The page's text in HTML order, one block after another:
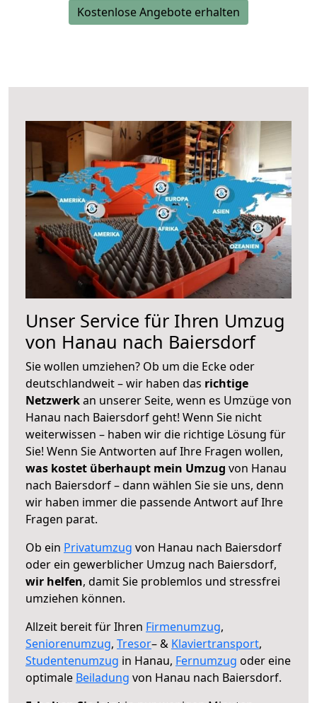
Kostenlose Angebote erhalten
Unser Service für Ihren Umzug
von Hanau nach Baiersdorf
Sie wollen umziehen? Ob um die Ecke oder
deutschlandweit – wir haben das richtige
Netzwerkan unserer Seite, wenn es Umzüge von
Hanau nach Baiersdorf geht! Wenn Sie nicht
weiterwissen – haben wir die richtige Lösung für
Sie! Wenn Sie Antworten auf Ihre Fragen wollen,
was kostet überhaupt mein Umzug von Hanau
nach Baiersdorf – dann wählen Sie sie uns, denn
wir haben immer die passende Antwort auf Ihre
Fragen parat.
Ob ein Privatumzug von Hanau nach Baiersdorf
oder ein gewerblicher Umzug nach Baiersdorf,
wir helfen, damit Sie problemlos und stressfrei
umziehen können.
Allzeit bereit für Ihren Firmenumzug,
Seniorenumzug, Tresor– & Klaviertransport,
Studentenumzug in Hanau, Fernumzug oder eine
optimale Beiladung von Hanau nach Baiersdorf.